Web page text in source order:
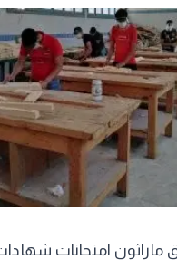
ماراثون امتحانات